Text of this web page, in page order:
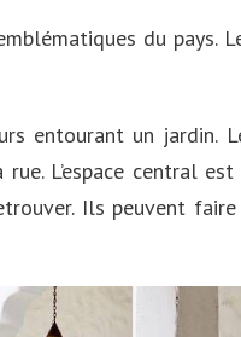
du pays.
entourant un jardin.
L’espace central
Ils peuvent